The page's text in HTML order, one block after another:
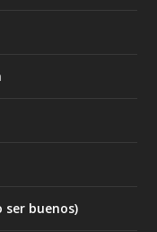
ser buenos)